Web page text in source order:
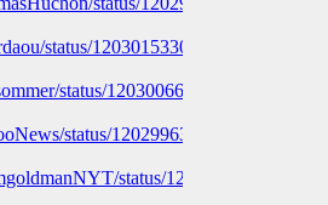
status/1203015330433515520
status/1203006644755599361
status/1202996314008686592
status/